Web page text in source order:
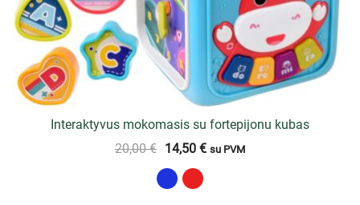
Interaktyvus mokomasis su fortepijonu kubas
20,00€ 14,50 € su PVM